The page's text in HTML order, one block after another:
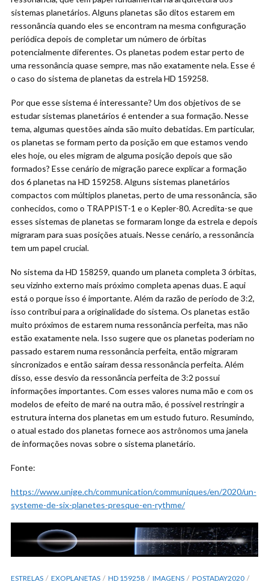
sistemas planetários. Alguns planetas são ditos estarem em
ressonância quando eles se encontram na mesma configuração
periódica depois de completar um número de órbitas
potencialmente diferentes. Os planetas podem estar perto de
uma ressonância quase sempre, mas não exatamente nela. Esse é
o caso do sistema de planetas da estrela HD 159258.
Por que esse sistema é interessante? Um dos objetivos de se
estudar sistemas planetários é entender a sua formação. Nesse
tema, algumas questões ainda são muito debatidas. Em particular,
os planetas se formam perto da posição em que estamos vendo
eles hoje, ou eles migram de alguma posição depois que são
formados? Esse cenário de migração parece explicar a formação
dos 6 planetas na HD 159258. Alguns sistemas planetários
compactos com múltiplos planetas, perto de uma ressonância, são
conhecidos, como o TRAPPIST-1 e o Kepler-80. Acredita-se que
esses sistemas de planetas se formaram longe da estrela e depois
migraram para suas posições atuais. Nesse cenário, a ressonância
tem um papel crucial.
No sistema da HD 158259, quando um planeta completa 3 órbitas,
seu vizinho externo mais próximo completa apenas duas. E aqui
está o porque isso é importante. Além da razão de período de 3:2,
isso contribui para a originalidade do sistema. Os planetas estão
muito próximos de estarem numa ressonância perfeita, mas não
estão exatamente nela. Isso sugere que os planetas poderiam no
passado estarem numa ressonância perfeita, então migraram
sincronizados e então saíram dessa ressonância perfeita. Além
disso, esse desvio da ressonância perfeita de 3:2 possui
informações importantes. Com esses valores numa mão e com os
modelos de efeito de maré na outra mão, é possível restringir a
estrutura interna dos planetas em um estudo futuro. Resumindo,
o atual estado dos planetas fornece aos astrônomos uma janela
de informações novas sobre o sistema planetário.
Fonte:
https://www.unige.ch/communication/communiques/en/2020/un-
systeme-de-six-planetes-presque-en-rythme/
ESTRELAS EXOPLANETAS HD 159258 IMAGENS POSTADAY2020